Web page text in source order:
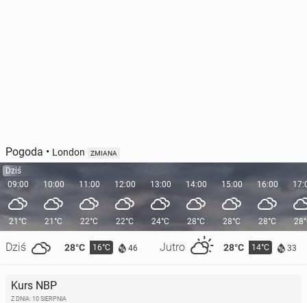
Pogoda • London ZMIANA
Dziś
09:00
21°C
Dziś 28°C 16°C 46 Jutro 28°C 14°C 33
10:00
21°C
11:00
22°C
12:00
22°C
13:00
24°C
14:00
28°C
15:00
28°C
16:00
28°C
Kurs NBP
Z DNIA: 10 SIERPNIA